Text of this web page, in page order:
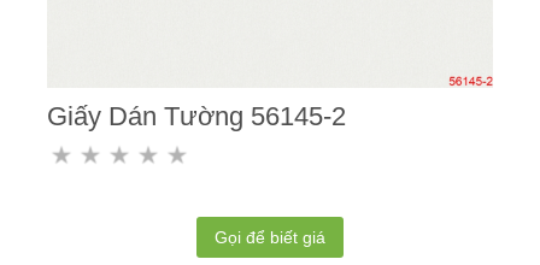
Giấy Dán Tường 56145-2
Gọi để biết giá